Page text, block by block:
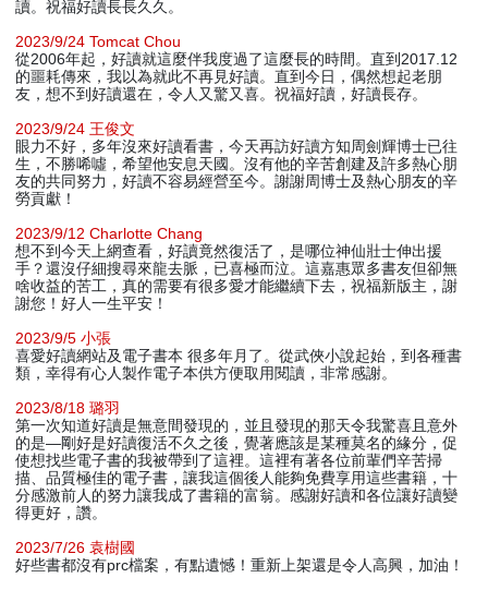
讀。祝福好讀長長久久。
2023/9/24 Tomcat Chou
從2006年起，好讀就這麼伴我度過了這麼長的時間。直到2017.12
的噩耗傳來，我以為就此不再見好讀。直到今日，偶然想起老朋
友，想不到好讀還在，令人又驚又喜。祝福好讀，好讀長存。
2023/9/24 王俊文
眼力不好，多年沒來好讀看書，今天再訪好讀方知周劍輝博士已往
生，不勝唏噓，希望他安息天國。沒有他的辛苦創建及許多熱心朋
友的共同努力，好讀不容易經營至今。謝謝周博士及熱心朋友的辛
勞貢獻！
2023/9/12 Charlotte Chang
想不到今天上網查看，好讀竟然復活了，是哪位神仙壯士伸出援
手？還沒仔細搜尋來龍去脈，已喜極而泣。這嘉惠眾多書友但卻無
啥收益的苦工，真的需要有很多愛才能繼續下去，祝福新版主，謝
謝您！好人一生平安！
2023/9/5 小張
喜愛好讀網站及電子書本 很多年月了。從武俠小說起始，到各種書
類，幸得有心人製作電子本供方便取用閱讀，非常感謝。
2023/8/18 璐羽
第一次知道好讀是無意間發現的，並且發現的那天令我驚喜且意外
的是—剛好是好讀復活不久之後，覺著應該是某種莫名的緣分，促
使想找些電子書的我被帶到了這裡。這裡有著各位前輩們辛苦掃
描、品質極佳的電子書，讓我這個後人能夠免費享用這些書籍，十
分感激前人的努力讓我成了書籍的富翁。感謝好讀和各位讓好讀變
得更好，讚。
2023/7/26 袁樹國
好些書都沒有prc檔案，有點遺憾！重新上架還是令人高興，加油！